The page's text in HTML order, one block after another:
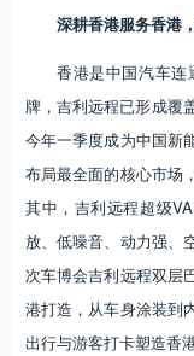
深耕香港服务香港
香港是中国汽车连
牌，吉利远程已形成覆
今年一季度成为中国新
布局最全面的核心市场
其中，吉利远程超级
放、低噪音、动力强、
次车博会吉利远程双层
港打造，从车身涂装到
出行与游客打卡塑造香